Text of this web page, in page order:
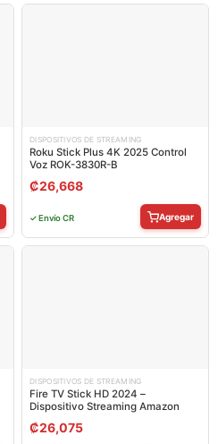
DISPOSITIVOS DE STREAMING
Roku Stick Plus 4K 2025 Control
Voz ROK-3830R-B
₡26,668
✓ Envío CR Agregar
DISPOSITIVOS DE STREAMING
Fire TV Stick HD 2024 –
Dispositivo Streaming Amazon
₡26,075